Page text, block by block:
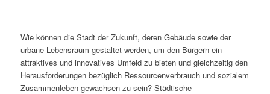
Wie können die Stadt der Zukunft, deren Gebäude sowie der
urbane Lebensraum gestaltet werden, um den Bürgern ein
attraktives und innovatives Umfeld zu bieten und gleichzeitig den
Herausforderungen bezüglich Ressourcenverbrauch und sozialem
Zusammenleben gewachsen zu sein? Städtische